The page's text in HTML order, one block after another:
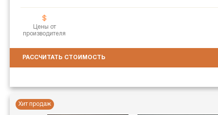
Цены от
производителя
РАССЧИТАТЬ СТОИМОСТЬ
Хит продаж